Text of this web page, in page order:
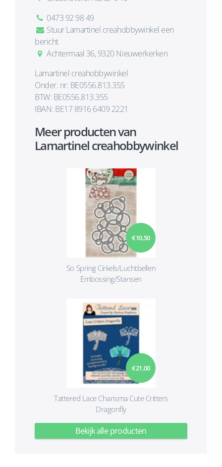
0473 92 98 49
Stuur Lamartinel creahobbywinkel een
bericht
Achtermaal 36, 9320 Nieuwerkerken
Lamartinel creahobbywinkel
Onder. nr: BE0556.813.355
BTW: BE0556.813.355
IBAN: BE17 8916 6409 2221
Meer producten van
Lamartinel creahobbywinkel
€ 10,50
So Spring Cirkels/Luchtbellen
Embossing/Stansen
€ 21,00
Tattered Lace Charisma Cute Critters
Dragonfly
Bekijk alle producten